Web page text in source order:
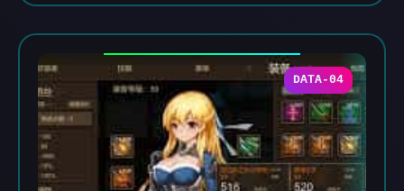
DATA-04